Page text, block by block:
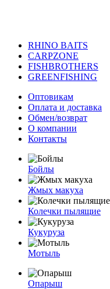
RHINO BAITS
CARPZONE
FISHBROTHERS
GREENFISHING
Оптовикам
Оплата и доставка
Обмен/возврат
О компании
Контакты
Бойлы
Жмых макуха
Колечки пылящие
Кукуруза
Мотыль
Опарыш